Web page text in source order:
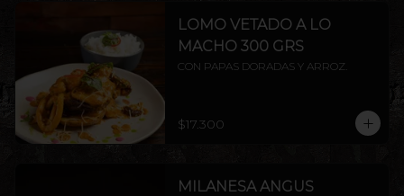
LOMO VETADO A LO
MACHO 300 GRS
CON PAPAS DORADAS Y ARROZ.
$17.300
MILANESA ANGUS